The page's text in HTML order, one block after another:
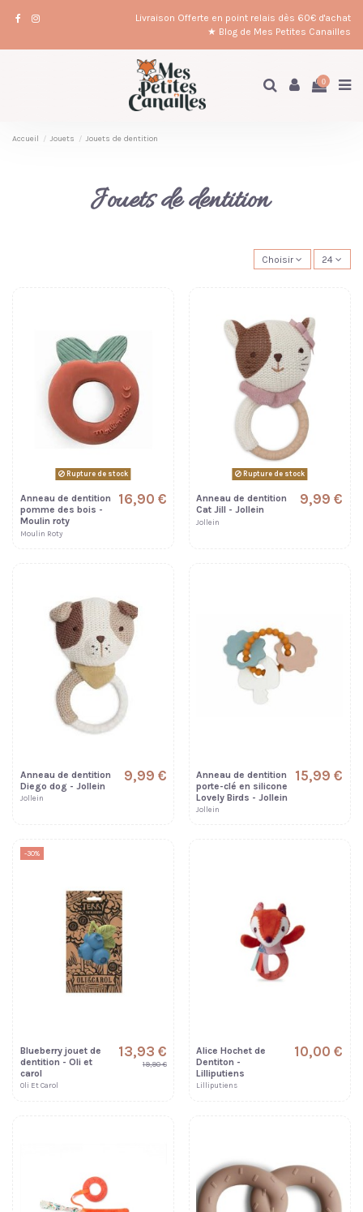
Livraison Offerte en point relais dès 60€ d'achat
★ Blog de Mes Petites Canailles
0
Accueil Jouets Jouets de dentition
Jouets de dentition
Choisir 24
Rupture de stock
Anneau de dentition
pomme des bois -
Moulin roty
Moulin Roty
16,90 €
Rupture de stock
Anneau de dentition
Cat Jill - Jollein
Jollein
9,99 €
Anneau de dentition
Diego dog - Jollein
Jollein
9,99 €
Anneau de dentition
porte-clé en silicone
Lovely Birds - Jollein
Jollein
15,99 €
-30%
Blueberry jouet de
dentition - Oli et
carol
Oli Et Carol
13,93 €
19,90 €
Alice Hochet de
Dentiton -
Lilliputiens
Lilliputiens
10,00 €